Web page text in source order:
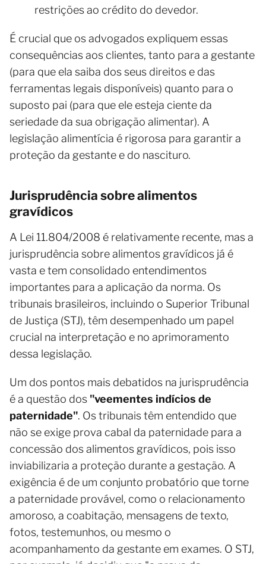
restrições ao crédito do devedor.
É crucial que os advogados expliquem essas
consequências aos clientes, tanto para a gestante
(para que ela saiba dos seus direitos e das
ferramentas legais disponíveis) quanto para o
suposto pai (para que ele esteja ciente da
seriedade da sua obrigação alimentar). A
legislação alimentícia é rigorosa para garantir a
proteção da gestante e do nascituro.
Jurisprudência sobre alimentos
gravídicos
A Lei 11.804/2008 é relativamente recente, mas a
jurisprudência sobre alimentos gravídicos já é
vasta e tem consolidado entendimentos
importantes para a aplicação da norma. Os
tribunais brasileiros, incluindo o Superior Tribunal
de Justiça (STJ), têm desempenhado um papel
crucial na interpretação e no aprimoramento
dessa legislação.
Um dos pontos mais debatidos na jurisprudência
é a questão dos "veementes indícios de
paternidade". Os tribunais têm entendido que
não se exige prova cabal da paternidade para a
concessão dos alimentos gravídicos, pois isso
inviabilizaria a proteção durante a gestação. A
exigência é de um conjunto probatório que torne
a paternidade provável, como o relacionamento
amoroso, a coabitação, mensagens de texto,
fotos, testemunhos, ou mesmo o
acompanhamento da gestante em exames. O STJ,